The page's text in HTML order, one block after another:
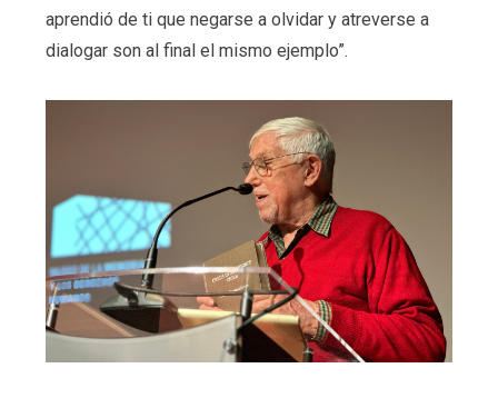
aprendió de ti que negarse a olvidar y atreverse a
dialogar son al final el mismo ejemplo”.